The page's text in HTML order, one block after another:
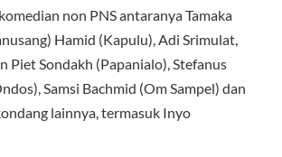
non PNS antaranya Tamaka
Hamid (Kapulu), Adi Srimulat,
Piet Sondakh (Papanialo), Stefanus
Samsi Bachmid (Om Sampel) dan
lainnya, termasuk Inyo